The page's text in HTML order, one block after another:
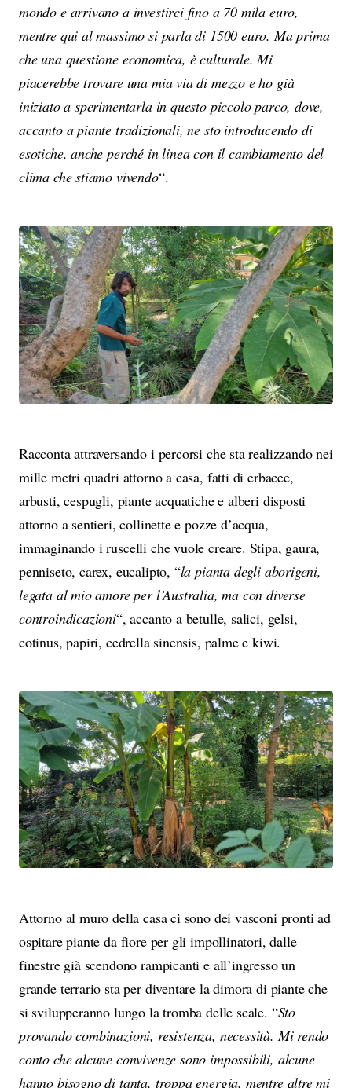
mondo e arrivano a investirci fino a 70 mila euro,
mentre qui al massimo si parla di 1500 euro. Ma prima
che una questione economica, è culturale. Mi
piacerebbe trovare una mia via di mezzo e ho già
iniziato a sperimentarla in questo piccolo parco, dove,
accanto a piante tradizionali, ne sto introducendo di
esotiche, anche perché in linea con il cambiamento del
clima che stiamo vivendo“.
Racconta attraversando i percorsi che sta realizzando nei
mille metri quadri attorno a casa, fatti di erbacee,
arbusti, cespugli, piante acquatiche e alberi disposti
attorno a sentieri, collinette e pozze d’acqua,
immaginando i ruscelli che vuole creare. Stipa, gaura,
penniseto, carex, eucalipto, “la pianta degli aborigeni,
legata al mio amore per l’Australia, ma con diverse
controindicazioni“, accanto a betulle, salici, gelsi,
cotinus, papiri, cedrella sinensis, palme e kiwi.
Attorno al muro della casa ci sono dei vasconi pronti ad
ospitare piante da fiore per gli impollinatori, dalle
finestre già scendono rampicanti e all’ingresso un
grande terrario sta per diventare la dimora di piante che
si svilupperanno lungo la tromba delle scale. “Sto
provando combinazioni, resistenza, necessità. Mi rendo
conto che alcune convivenze sono impossibili, alcune
hanno bisogno di tanta, troppa energia, mentre altre mi